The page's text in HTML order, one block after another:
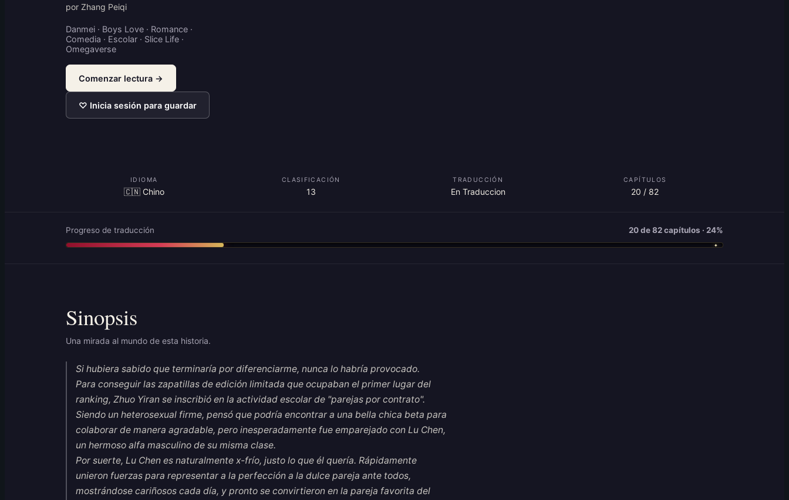
por Zhang Peiqi
Danmei · Boys Love · Romance ·
Comedia · Escolar · Slice Life ·
Omegaverse
Comenzar lectura →
♡ Inicia sesión para guardar
IDIOMA
🇨🇳 Chino
CLASIFICACIÓN
13
TRADUCCIÓN
En Traduccion
CAPÍTULOS
20 / 82
Progreso de traducción 20 de 82 capítulos · 24%
Sinopsis
Una mirada al mundo de esta historia.
Si hubiera sabido que terminaría por diferenciarme, nunca lo habría provocado.
Para conseguir las zapatillas de edición limitada que ocupaban el primer lugar del
ranking, Zhuo Yiran se inscribió en la actividad escolar de "parejas por contrato".
Siendo un heterosexual firme, pensó que podría encontrar a una bella chica beta para
colaborar de manera agradable, pero inesperadamente fue emparejado con Lu Chen,
un hermoso alfa masculino de su misma clase.
Por suerte, Lu Chen es naturalmente x-frío, justo lo que él quería. Rápidamente
unieron fuerzas para representar a la perfección a la dulce pareja ante todos,
mostrándose cariñosos cada día, y pronto se convirtieron en la pareja favorita del